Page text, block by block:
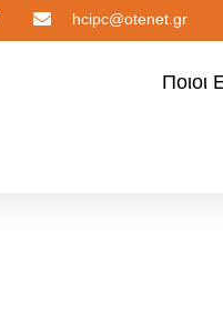
hcipc@otenet.gr
Ποιοι